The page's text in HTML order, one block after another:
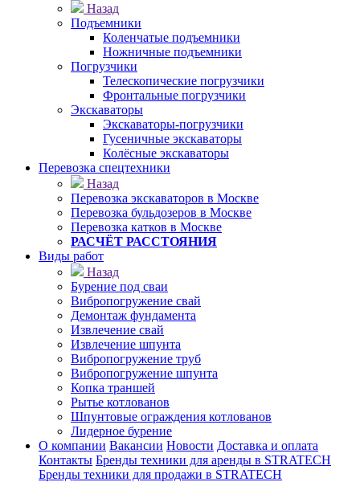
Назад
Подъемники
Коленчатые подъемники
Ножничные подъемники
Погрузчики
Телескопические погрузчики
Фронтальные погрузчики
Экскаваторы
Экскаваторы-погрузчики
Гусеничные экскаваторы
Колёсные экскаваторы
Перевозка спецтехники
Назад
Перевозка экскаваторов в Москве
Перевозка бульдозеров в Москве
Перевозка катков в Москве
РАСЧЁТ РАССТОЯНИЯ
Виды работ
Назад
Бурение под сваи
Вибропогружение свай
Демонтаж фундамента
Извлечение свай
Извлечение шпунта
Вибропогружение труб
Вибропогружение шпунта
Копка траншей
Рытье котлованов
Шпунтовые ограждения котлованов
Лидерное бурение
О компании Вакансии Новости Доставка и оплата
Контакты Бренды техники для аренды в STRATECH
Бренды техники для продажи в STRATECH